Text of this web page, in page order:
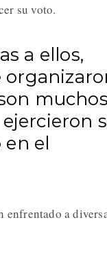
su voto.
a ellos,
el
enfrentado a